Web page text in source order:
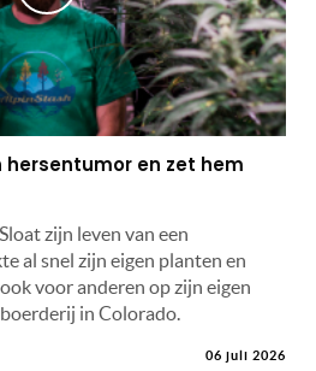
en zet hem
zijn leven van een
al snel zijn eigen planten en
voor anderen op zijn eigen
in Colorado.
06 juli 2026